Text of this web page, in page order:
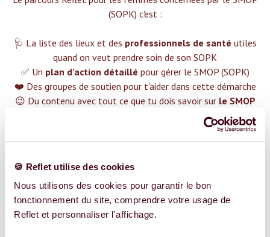
🍪 Reflet utilise des cookies
Nous utilisons des cookies pour garantir le bon
fonctionnement du site, comprendre votre usage de
Reflet et personnaliser l'affichage.
(SOPK) c'est :‍
🩺 La liste des lieux et des professionnels de santé utiles
quand on veut prendre soin de son SOPK
✅ Un plan d'action détaillé pour gérer le SMOP (SOPK)
❤️ Des groupes de soutien pour t'aider dans cette démarche
😉 Du contenu avec tout ce que tu dois savoir sur le SMOP
TROUVER UN SPÉCIALISTE
Plus de 400 femmes déjà accompagnées !